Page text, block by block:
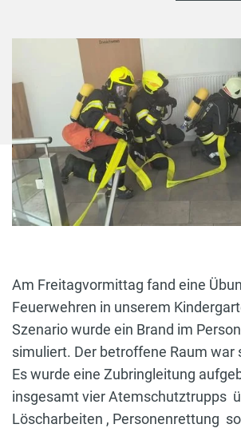
Am Freitagvormittag fand eine
Feuerwehren in unserem
Szenario wurde ein Brand im
simuliert. Der betroffene Raum war
Es wurde eine Zubringleitung
insgesamt vier Atemschutztrupps
Löscharbeiten , Personenrettung